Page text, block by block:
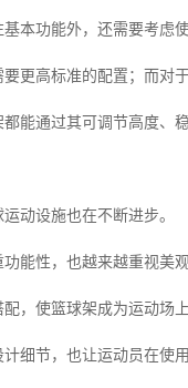
本功能外，还需要考虑
更高标准的配置；而对
能通过其可调节高度、
动设施也在不断进步。
能性，也越来越重视美
，使篮球架成为运动场
细节，也让运动员在使